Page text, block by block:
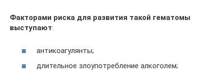
Факторами риска для развития такой гематомы
выступают:
антикоагулянты;
длительное злоупотребление алкоголем;